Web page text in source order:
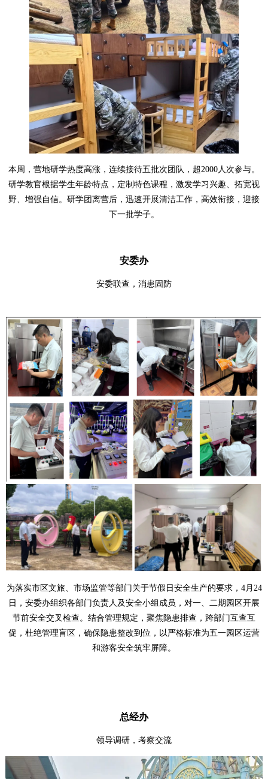
本周，营地研学热度高涨，连续接待五批次团队，超2000人次参与。
研学教官根据学生年龄特点，定制特色课程，激发学习兴趣、拓宽视
野、增强自信。研学团离营后，迅速开展清洁工作，高效衔接，迎接
下一批学子。
安委办
安委联查，消患固防
为落实市区文旅、市场监管等部门关于节假日安全生产的要求， 4月 24
日，安委办组织各部门负责人及安全小组成员，对一、二期园区开展
节前安全交叉检查。结合管理规定，聚焦隐患排查，跨部门互查互
促，杜绝管理盲区，确保隐患整改到位，以严格标准为五一园区运营
和游客安全筑牢屏障。
总经办
领导调研，考察交流